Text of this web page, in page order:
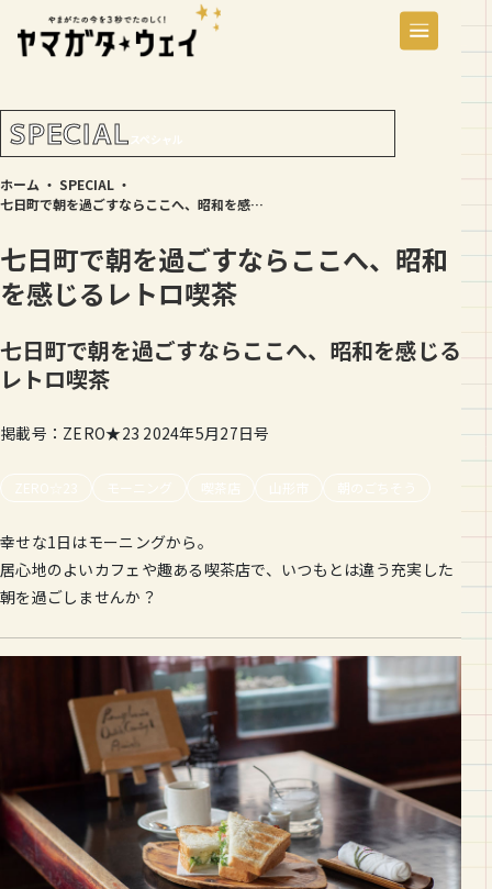
SPECIAL スペシャル
ホーム ・ SPECIAL ・
七日町で朝を過ごすならここへ、昭和を感じるレトロ喫茶
七日町で朝を過ごすならここへ、昭和
を感じるレトロ喫茶
七日町で朝を過ごすならここへ、昭和を感じる
レトロ喫茶
掲載号：ZERO★23 2024年5月27日号
ZERO☆23 モーニング 喫茶店 山形市 朝のごちそう
幸せな1日はモーニングから。
居心地のよいカフェや趣ある喫茶店で、いつもとは違う充実した
朝を過ごしませんか？